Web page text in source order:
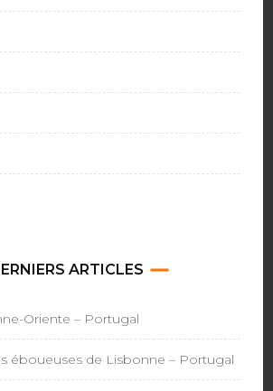
ARTICLES
Oriente – Portugal
éboueuses de Lisbonne – Portugal